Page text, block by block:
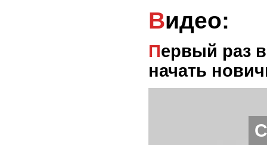
Видео:
Первый раз в тренажерном зале – с чего
начать